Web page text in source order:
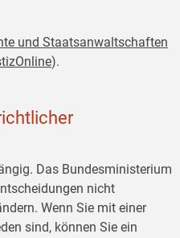
und Staatsanwaltschaften
).
Das Bundesministerium
nicht
Wenn Sie mit einer
sind, können Sie ein